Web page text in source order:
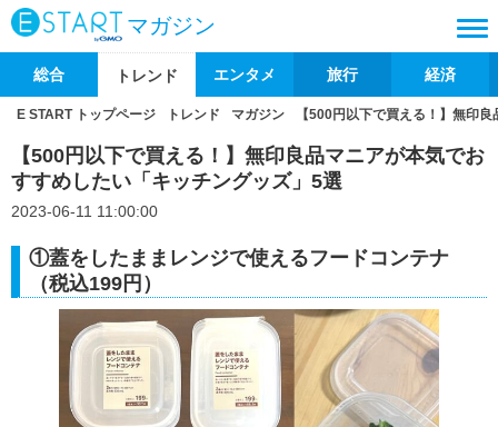
マガジン
総合 トレンド エンタメ 旅行 経済
E START トップページ トレンド マガジン 【500円以下で買える！】無印
【500円以下で買える！】無印良品マニアが本気でお
すすめしたい「キッチングッズ」5選
2023-06-11 11:00:00
①蓋をしたままレンジで使えるフードコンテナ
（税込199円）